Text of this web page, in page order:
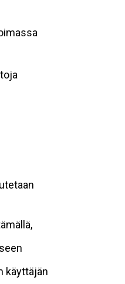
käyttäjän